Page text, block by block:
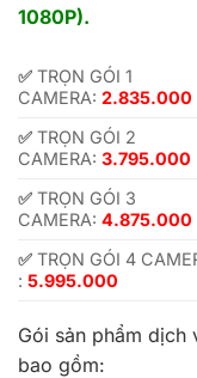
1080P).
✅ TRỌN GÓI 1
CAMERA: 2.835.000
✅ TRỌN GÓI 2
CAMERA: 3.795.000
✅ TRỌN GÓI 3
CAMERA: 4.875.000
✅ TRỌN GÓI 4
: 5.995.000
Gói sản phẩm dịch
bao gồm: